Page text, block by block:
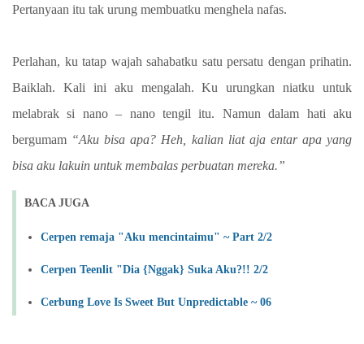
Pertanyaan itu tak urung membuatku menghela nafas.
Perlahan, ku tatap wajah sahabatku satu persatu dengan prihatin.
Baiklah. Kali ini aku mengalah. Ku urungkan niatku untuk
melabrak si nano – nano tengil itu. Namun dalam hati aku
bergumam “Aku bisa apa? Heh, kalian liat aja entar apa yang
bisa aku lakuin untuk membalas perbuatan mereka.”
BACA JUGA
Cerpen remaja "Aku mencintaimu" ~ Part 2/2
Cerpen Teenlit "Dia {Nggak} Suka Aku?!! 2/2
Cerbung Love Is Sweet But Unpredictable ~ 06